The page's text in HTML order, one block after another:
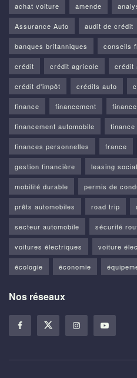
achat voiture amende
Assurance Auto audit de crédit
banques britanniques conseils
crédit crédit agricole crédit
crédit d'impôt crédits auto
finance financement
financement automobile finance
finances personnelles france
gestion financière leasing social
mobilité durable permis de
prêts automobiles road trip
secteur automobile sécurité
voitures électriques voiture
écologie économie
Nos réseaux